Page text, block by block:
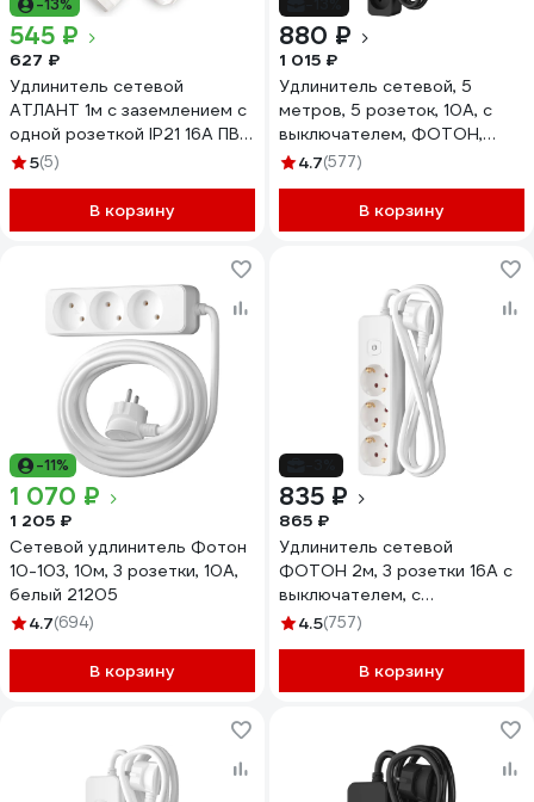
-13%
545 ₽
627 ₽
Удлинитель сетевой
АТЛАНТ 1м с заземлением с
одной розеткой IP21 16А ПВС
ГОСТ 3х1,5 белый 80122
5(5)
В корзину
880 ₽
1 015 ₽
Удлинитель сетевой, 5
метров, 5 розеток, 10А, с
выключателем, ФОТОН,
Черный 22728
4.7(577)
В корзину
-11%
1 070 ₽
1 205 ₽
Сетевой удлинитель Фотон
10-103, 10м, 3 розетки, 10А,
белый 21205
4.7(694)
В корзину
835 ₽
865 ₽
Удлинитель сетевой
ФОТОН 2м, 3 розетки 16А с
выключателем, с
заземлением, белый 24751
4.5(757)
В корзину